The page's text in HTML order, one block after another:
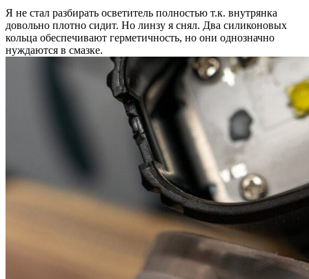
Я не стал разбирать осветитель полностью т.к. внутрянка
довольно плотно сидит. Но линзу я снял. Два силиконовых
кольца обеспечивают герметичность, но они однозначно
нуждаются в смазке.